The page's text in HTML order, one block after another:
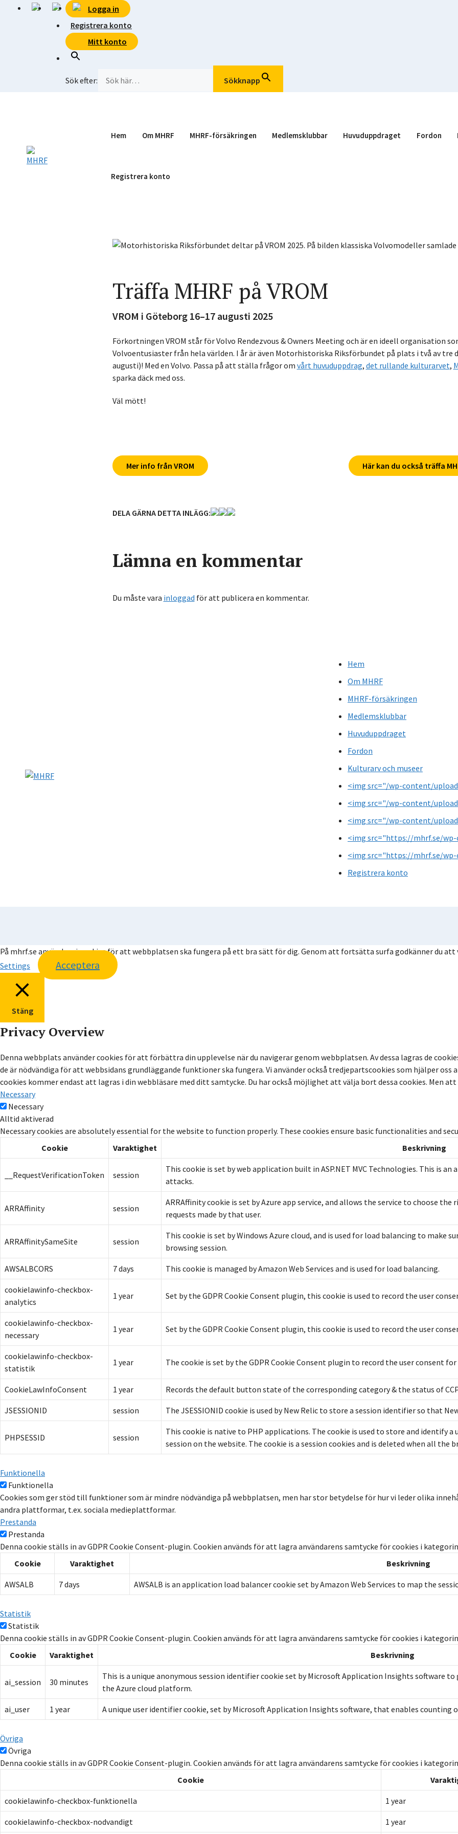
Hoppa
Logga in
Registrera konto
Mitt konto
Sök efter: Sökknapp
Hem Om MHRF MHRF-försäkringen Medlemsklubbar Huvuduppdraget Fordon
Registrera konto
Träffa MHRF på VROM
VROM i Göteborg 16–17 augusti 2025
Förkortningen VROM står för Volvo Rendezvous & Owners Meeting och är en ideell organisation
Volvoentusiaster från hela världen. I år är även Motorhistoriska Riksförbundet på plats i två av tre
augusti)! Med en Volvo. Passa på att ställa frågor om vårt huvuduppdrag, det rullande kulturarvet,
sparka däck med oss.
Väl mött!
Mer info från VROM Här kan du också träffa
DELA GÄRNA DETTA INLÄGG:
Lämna en kommentar
Du måste vara inloggad för att publicera en kommentar.
Hem
Om MHRF
MHRF-försäkringen
Medlemsklubbar
Huvuduppdraget
Fordon
Kulturarv och museer
<img src="/wp-content/
<img src="/wp-content/
<img src="/wp-content/
<img src="https://mhrf.se/
<img src="https://mhrf.se/
Registrera konto
På mhrf.se använder vi cookies för att webbplatsen ska fungera på ett bra sätt för dig. Genom att fortsätta surfa godkänner du att
Settings
Acceptera
Stäng
Privacy Overview
Denna webbplats använder cookies för att förbättra din upplevelse när du navigerar genom webbplatsen. Av dessa lagras de
de är nödvändiga för att webbsidans grundläggande funktioner ska fungera. Vi använder också tredjepartscookies som hjälper oss
cookies kommer endast att lagras i din webbläsare med ditt samtycke. Du har också möjlighet att välja bort dessa cookies. Men
Necessary
Necessary
Alltid aktiverad
Necessary cookies are absolutely essential for the website to function properly. These cookies ensure basic functionalities and
Cookie
Varaktighet Beskrivning
__RequestVerificationToken session
This cookie is set by web application built in ASP.NET MVC Technologies. This is
attacks.
ARRAffinity session
ARRAffinity cookie is set by Azure app service, and allows the service to choose
requests made by that user.
ARRAffinitySameSite session
This cookie is set by Windows Azure cloud, and is used for load balancing to make
browsing session.
AWSALBCORS 7 days This cookie is managed by Amazon Web Services and is used for load balancing.
cookielawinfo-checkbox-
analytics
1 year Set by the GDPR Cookie Consent plugin, this cookie is used to record the user
cookielawinfo-checkbox-
necessary
1 year Set by the GDPR Cookie Consent plugin, this cookie is used to record the user
cookielawinfo-checkbox-
statistik
1 year The cookie is set by the GDPR Cookie Consent plugin to record the user consent
CookieLawInfoConsent 1 year Records the default button state of the corresponding category & the status of
JSESSIONID session The JSESSIONID cookie is used by New Relic to store a session identifier so that
PHPSESSID session
This cookie is native to PHP applications. The cookie is used to store and identify
session on the website. The cookie is a session cookies and is deleted when all the
Funktionella
Funktionella
Cookies som ger stöd till funktioner som är mindre nödvändiga på webbplatsen, men har stor betydelse för hur vi leder olika
andra plattformar, t.ex. sociala medieplattformar.
Prestanda
Prestanda
Denna cookie ställs in av GDPR Cookie Consent-plugin. Cookien används för att lagra användarens samtycke för cookies i
Cookie
Varaktighet Beskrivning
AWSALB 7 days AWSALB is an application load balancer cookie set by Amazon Web Services to map the
Statistik
Statistik
Denna cookie ställs in av GDPR Cookie Consent-plugin. Cookien används för att lagra användarens samtycke för cookies i
Cookie
Varaktighet Beskrivning
ai_session 30 minutes
This is a unique anonymous session identifier cookie set by Microsoft Application Insights software
the Azure cloud platform.
ai_user 1 year A unique user identifier cookie, set by Microsoft Application Insights software, that enables
Övriga
Övriga
Denna cookie ställs in av GDPR Cookie Consent-plugin. Cookien används för att lagra användarens samtycke för cookies i
Cookie
cookielawinfo-checkbox-funktionella 1 year
cookielawinfo-checkbox-nodvandigt 1 year